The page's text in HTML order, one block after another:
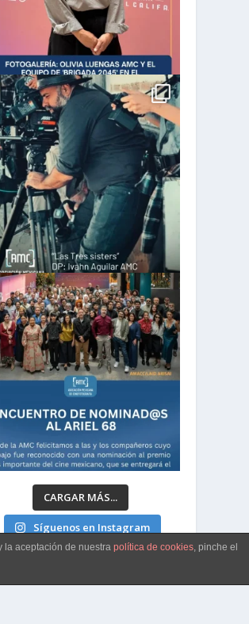
CARGAR MÁS...
Síguenos en Instagram
la aceptación de nuestra política de cookies, pinche el